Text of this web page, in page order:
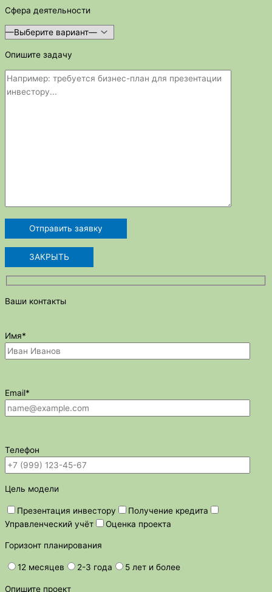
Сфера деятельности
Опишите задачу
ЗАКРЫТЬ
Ваши контакты
Имя*
Email*
Телефон
Цель модели
Презентация инвестору
Получение кредита
Управленческий учёт
Оценка проекта
Горизонт планирования
12 месяцев 2-3 года 5 лет и более
Опишите проект